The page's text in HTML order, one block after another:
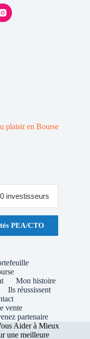
plaisir en Bourse
PEA/CTO
Mon histoire
Ils réussissent
vente
partenaire
Aider à Mieux
une meilleure